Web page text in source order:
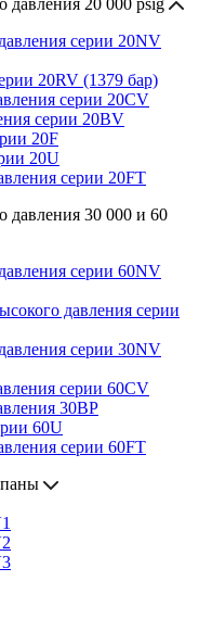
серии 20NV
20RV (1379 бар)
серии 20CV
серии 20BV
20F
20U
серии 20FT
давления 30 000 и 60
серии 60NV
давления серии
серии 30NV
серии 60CV
30BP
60U
серии 60FT